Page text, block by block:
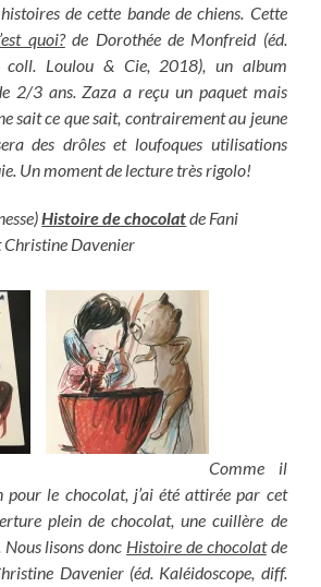
de cette bande de chiens. Cette
quoi?de Dorothée de Monfreid (éd.
coll. Loulou & Cie, 2018), un album
2/3 ans. Zaza a reçu un paquet mais
sait ce que sait, contrairement au jeune
des drôles et loufoques utilisations
Un moment de lecture très rigolo!
Histoire de chocolatde Fani
Christine Davenier
Comme il
pour le chocolat, j’ai été attirée par cet
plein de chocolat, une cuillère de
lisons donc Histoire de chocolatde
Davenier (éd. Kaléidoscope, diff.